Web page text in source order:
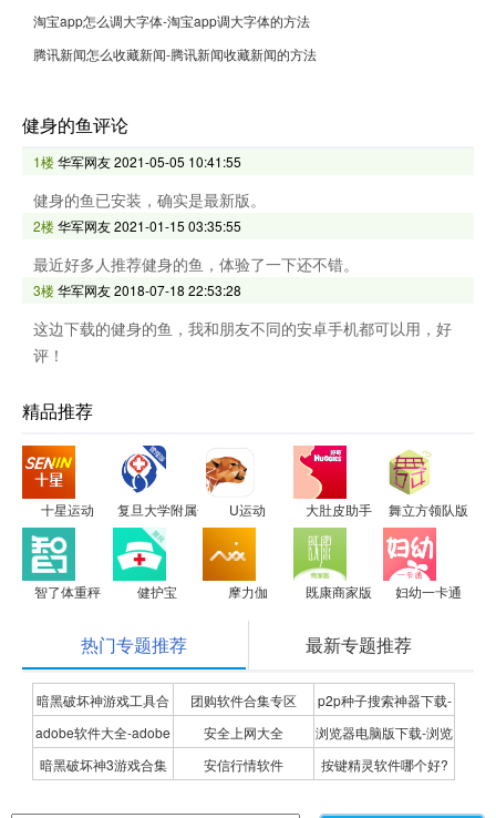
淘宝app怎么调大字体-淘宝app调大字体的方法
腾讯新闻怎么收藏新闻-腾讯新闻收藏新闻的方法
健身的鱼评论
1楼华军网友2021-05-05 10:41:55
健身的鱼已安装，确实是最新版。
2楼华军网友2021-01-15 03:35:55
最近好多人推荐健身的鱼，体验了一下还不错。
3楼华军网友2018-07-18 22:53:28
这边下载的健身的鱼，我和朋友不同的安卓手机都可以用，好
评！
精品推荐
十星运动 复旦大学附属金山医院管理版
U运动 大肚皮助手 舞立方领队版
智了体重秤 健护宝 摩力伽 既康商家版 妇幼一卡通
热门专题推荐 最新专题推荐
暗黑破坏神游戏工具合
集
团购软件合集专区
p2p种子搜索神器下载-
P2P种子搜索神器专题
adobe软件大全-adobe
全系列软件下载-adobe
安全上网大全
浏览器电脑版下载-浏览
器下载合集
暗黑破坏神3游戏合集 安信行情软件
按键精灵软件哪个好?